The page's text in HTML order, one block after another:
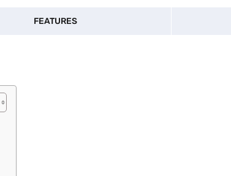
FEATURES